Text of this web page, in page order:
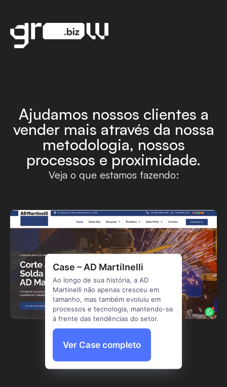
Ajudamos nossos clientes a
vender mais através da nossa
metodologia, nossos
processos e proximidade.
Veja o que estamos fazendo:
Case – AD Martilnelli
Ao longo de sua história, a AD
Martinelli não apenas cresceu em
tamanho, mas também evoluiu em
processos e tecnologia, mantendo-se
à frente das tendências do setor.
Ver Case completo